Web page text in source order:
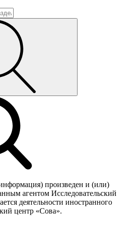
произведен и (или)
агентом Исследовательский
деятельности иностранного
центр «Сова».